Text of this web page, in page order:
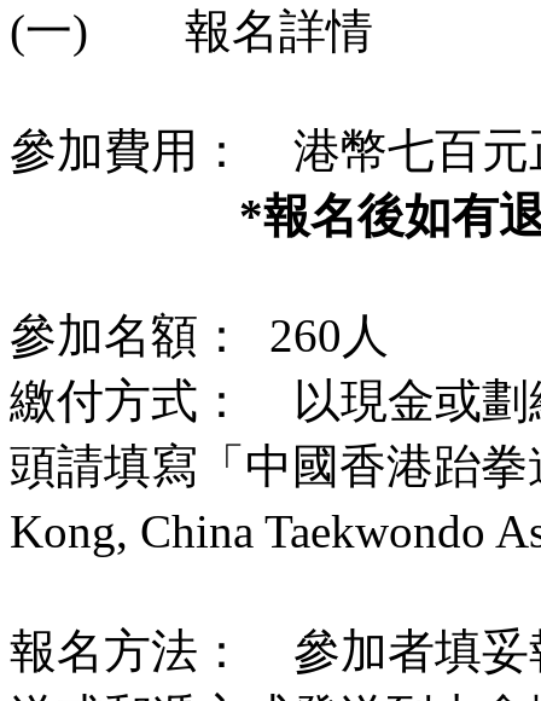
(一) 報名詳情
參加費用： 港幣七百元
*報名後如有
參加名額： 260人
繳付方式： 以現金或劃
頭請填寫「中國香港跆
Kong, China Taekwondo
報名方法： 參加者填妥